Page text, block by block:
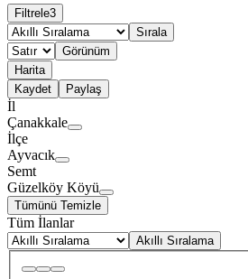
Filtrele3
Sırala
Görünüm
Harita
Kaydet
Paylaş
İl
Çanakkale
İlçe
Ayvacık
Semt
Güzelköy Köyü
Tümünü Temizle
Tüm İlanlar
Akıllı Sıralama